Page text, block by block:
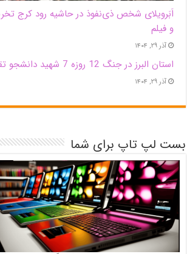
اَبَر‌ویلای شخص ذی‌نفوذ در حاشیه‌ رود کرج
و فیلم
آذر ۲۹, ۱۴۰۴
استان البرز در جنگ 12 روزه 7 شهید دانشجو تقدیم انقلاب کرد
آذر ۲۹, ۱۴۰۴
بست لپ تاپ برای شما